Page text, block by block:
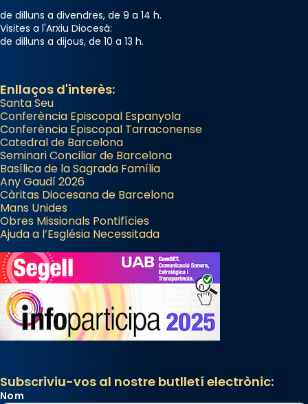
de dilluns a divendres, de 9 a 14 h.
Visites a l'Arxiu Diocesà:
de dilluns a dijous, de 10 a 13 h.
Enllaços d'interès:
Santa Seu
Conferència Episcopal Espanyola
Conferència Episcopal Tarraconense
Catedral de Barcelona
Seminari Conciliar de Barcelona
Basílica de la Sagrada Família
Any Gaudí 2026
Càritas Diocesana de Barcelona
Mans Unides
Obres Missionals Pontifícies
Ajuda a l’Església Necessitada
Subscriviu-vos al nostre butlletí electrònic:
Nom